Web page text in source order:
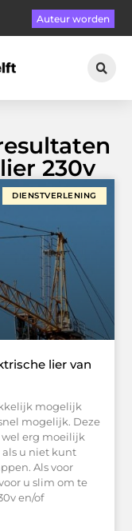
Auteur worden
230v
DIENSTVERLENING
lier van
mogelijk
mogelijk. Deze
wel erg moeilijk
als u niet kunt
Als voor
u slim om te
en/of